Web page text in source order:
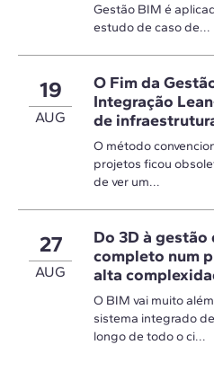
Gestão BIM é
estudo de caso de...
19
AUG
O Fim da
Integração
de
O método
projetos ficou
de ver um...
27
AUG
Do 3D à
completo num
alta
O BIM vai muito
sistema integrado
longo de todo o ci...